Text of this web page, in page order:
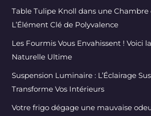
Table Tulipe Knoll dans une Chambre
L’Élément Clé de Polyvalence
Les Fourmis Vous Envahissent ! Voici
Naturelle Ultime
Suspension Luminaire : L’Éclairage
Transforme Vos Intérieurs
Votre frigo dégage une mauvaise